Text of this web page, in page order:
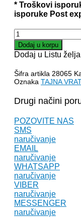
* Troškovi
isporuke Post
TAJNA
VRATA
USPEHA
-
Florens
Skovel
količina
Dodaj u korpu
Dodaj u Listu želja
Šifra artikla 28065
Oznaka TAJNA
Drugi načini
POZOVITE NAS
SMS
naručivanje
EMAIL
naručivanje
WHATSAPP
naručivanje
VIBER
naručivanje
MESSENGER
naručivanje